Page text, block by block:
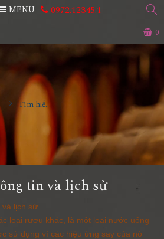
0
MENU 0972.12345.1
Tìm hiểu về rượu
tin và lịch sử
loại rượu khác, là một loại nước uống
sử dụng vì các hiệu ứng say của nó